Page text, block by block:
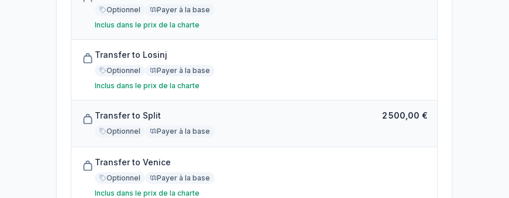
Optionnel
Payer à la base
Inclus dans le prix de la charte
Transfer to Losinj
Optionnel
Payer à la base
Inclus dans le prix de la charte
Transfer to Split
Optionnel Payer à la base
2 500,00 €
Transfer to Venice
Optionnel
Payer à la base
Inclus dans le prix de la charte